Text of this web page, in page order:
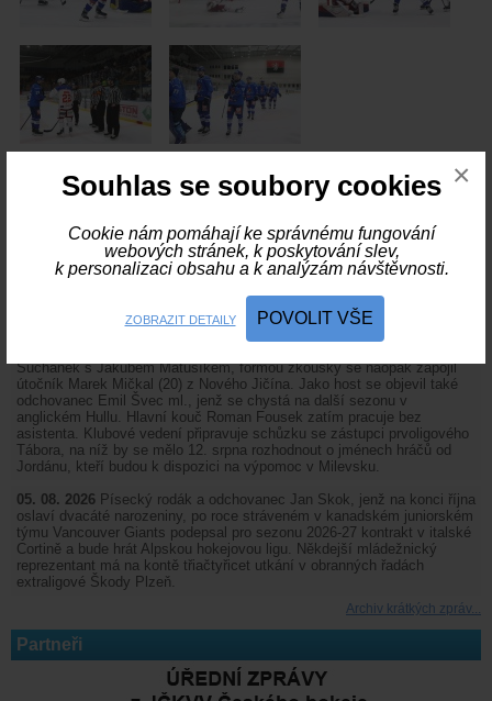
Souhlas se soubory cookies
Cookie nám pomáhají ke správnému fungování
webových stránek, k poskytování slev,
k personalizaci obsahu a k analýzám návštěvnosti.
ZOBRAZIT DETAILY POVOLIT VŠE
×
Krátké zprávy
Dvacetiletý útočník Eliáš Kubový rozšířil konkurenci v A-
sestavě formou zkoušky. Rodák z Klatov a odchovanec tamního hokeje
hrával také za Meteor Třemošná a poslední tři sezony působil v mládeži
švédského klubu Nybro Vikings IF. Účinkování v píseckém dresu
gólman František Kovář z domácí juniorky.
Trénink na ledě milevského zimního stadionu zahájil
Suchánek s Jakubem Matušíkem, formou zkoušky se naopak zapojil
útočník Marek Mičkal (20) z Nového Jičína. Jako host se objevil také
odchovanec Emil Švec ml., jenž se chystá na další sezonu v
anglickém Hullu. Hlavní kouč Roman Fousek zatím pracuje bez
asistenta. Klubové vedení připravuje schůzku se zástupci prvoligového
Tábora, na níž by se mělo 12. srpna rozhodnout o jménech hráčů od
Jordánu, kteří budou k dispozici na výpomoc v Milevsku.
05. 08. 2026 Písecký rodák a odchovanec Jan Skok, jenž na konci října
oslaví dvacáté narozeniny, po roce stráveném v kanadském juniorském
týmu Vancouver Giants podepsal pro sezonu 2026-27 kontrakt v italské
Cortině a bude hrát Alpskou hokejovou ligu. Někdejší mládežnický
reprezentant má na kontě třiačtyřicet utkání v obranných řadách
extraligové Škody Plzeň.
Archiv krátkých zpráv...
Partneři